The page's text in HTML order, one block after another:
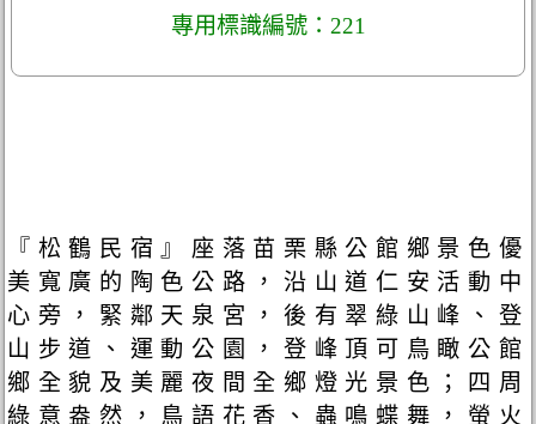
專用標識編號：221
『松鶴民宿』座落苗栗縣公館鄉景色優
美寬廣的陶色公路，沿山道仁安活動中
心旁，緊鄰天泉宮，後有翠綠山峰、登
山步道、運動公園，登峰頂可鳥瞰公館
鄉全貌及美麗夜間全鄉燈光景色；四周
綠意盎然，鳥語花香、蟲鳴蝶舞，螢火